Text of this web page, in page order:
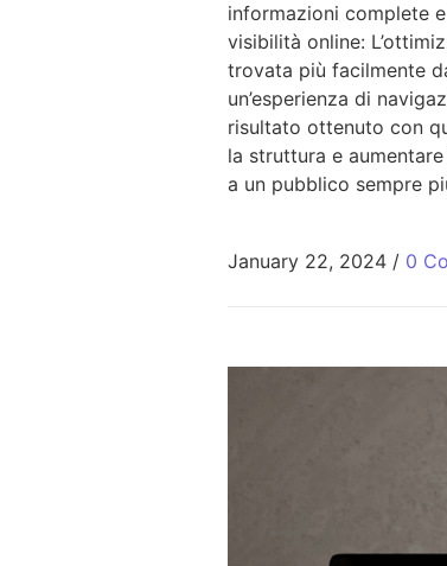
informazioni complete
visibilità online:
trovata più facilmente
un’esperienza di
risultato ottenuto con
la struttura e
a un pubblico sempre
January 22, 2024 / 0